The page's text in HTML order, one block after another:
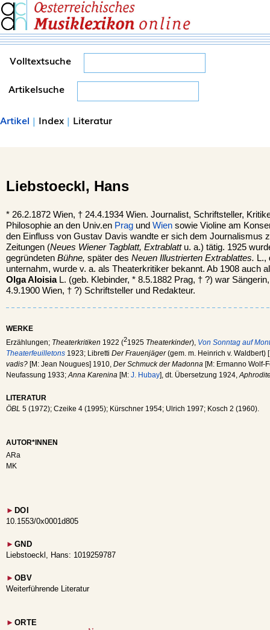
Volltextsuche
Artikelsuche
Artikel | Index | Literatur
Liebstoeckl, Hans
* 26.2.1872 Wien, † 24.4.1934 Wien. Journalist, Schriftsteller,
Philosophie an den Univ.en Prag und Wien sowie Violine am
den Einfluss von Gustav Davis wandte er sich dem Journalismus
Zeitungen (Neues Wiener Tagblatt, Extrablattu. a.) tätig. 1925
gegründeten Bühne, später des Neuen Illustrierten Extrablattes. L.,
unternahm, wurde v. a. als Theaterkritiker bekannt. Ab 1908 auch
Olga AloisiaL. (geb. Klebinder, * 8.5.1882 Prag, † ?) war
4.9.1900 Wien, † ?) Schriftsteller und Redakteur.
WERKE
Erzählungen; Theaterkritiken 1922 (21925 Theaterkinder), Von Sonntag auf
Theaterfeuilletons 1923; Libretti Der Frauenjäger(gem. m. Heinrich v. Waldbert)
vadis? [M: Jean Nougues] 1910, Der Schmuck der Madonna [M: Ermanno Wolf-
Neufassung 1933;Anna Karenina [M: J. Hubay], dt. Übersetzung 1924,
LITERATUR
ÖBL 5 (1972); Czeike 4 (1995); Kürschner 1954; Ulrich 1997; Kosch 2 (1960).
AUTOR*INNEN
ARa
MK
► DOI
10.1553/0x0001d805
► GND
Liebstoeckl, Hans: 1019259787
► OBV
Weiterführende Literatur
► ORTE